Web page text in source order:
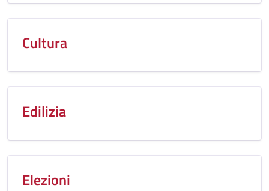
Cultura
Edilizia
Elezioni